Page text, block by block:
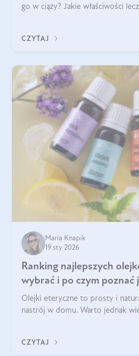
go w ciąży? Jakie właściwości
CZYTAJ
Maria Knapik
19 sty 2026
Ranking najlepszych
wybrać i po czym poznać
Olejki eteryczne to prosty i
nastrój w domu. Warto jednak
kryteria wyboru!
CZYTAJ